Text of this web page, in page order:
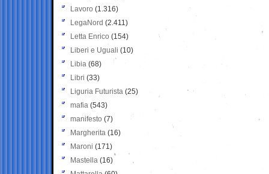
Lavoro (1.316)
LegaNord (2.411)
Letta Enrico (154)
Liberi e Uguali (10)
Libia (68)
Libri (33)
Liguria Futurista (25)
mafia (543)
manifesto (7)
Margherita (16)
Maroni (171)
Mastella (16)